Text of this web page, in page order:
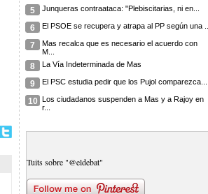
5 Junqueras contraataca: "Plebiscitarias, ni en...
6 El PSOE se recupera y atrapa al PP según una ...
7
Mas recalca que es necesario el acuerdo con
M...
8 La Vía Indeterminada de Mas
9 El PSC estudia pedir que los Pujol comparezca...
10
Los ciudadanos suspenden a Mas y a Rajoy en
r...
Tuits sobre "@eldebat"